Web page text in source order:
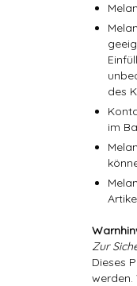
des
im
Zur
Dieses
werden.